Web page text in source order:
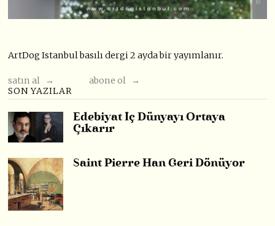
ArtDog Istanbul basılı dergi 2 ayda bir yayımlanır.
satın al →
abone ol →
SON YAZILAR
Edebiyat İç Dünyayı Ortaya
Çıkarır
Saint Pierre Han Geri Dönüyor